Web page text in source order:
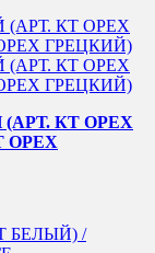
(АРТ. КТ ОРЕХ
ОРЕХ